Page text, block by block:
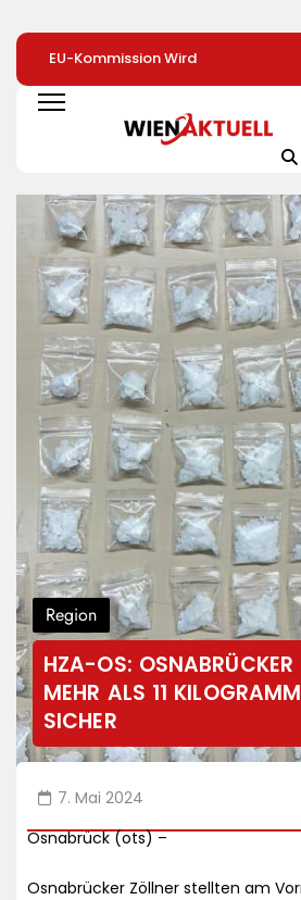
EU-Kommission Wird
Zur „Zentrale Der
Tierindustrie“ /
Tierschutzorganisation
Projektion In Brüssel
Die Nähe Der EU-
Kommission Zur
Tierindustrie An
Vernetzen
Unternehmer
Region
HZA-OS: OSNABRÜCKER
MEHR ALS 11
SICHER
7. Mai 2024
Osnabrück (ots) –
Osnabrücker Zöllner stellten am